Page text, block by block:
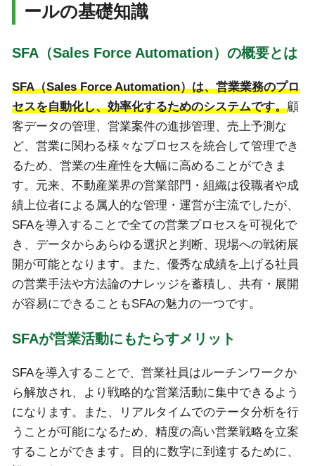
ールの基礎知識
SFA（Sales Force Automation）の概要とは
SFA（Sales Force Automation）は、営業業務のプロ
セスを自動化し、効率化するためのシステムです。顧
客データの管理、営業案件の進捗管理、売上予測な
ど、営業に関わる様々なプロセスを統合して管理でき
るため、営業の生産性を大幅に高めることができま
す。元来、不動産業界の営業部門・組織は役職者や成
績上位者による属人的な管理・運営が主流でしたが、
SFAを導入することで全ての営業プロセスを可視化で
き、データからあらゆる選択と判断、現場への戦術展
開が可能となります。また、優秀な成績を上げる社員
の営業手法や方法論のナレッジを蓄積し、共有・展開
が容易にできることもSFAの魅力の一つです。
SFAが営業活動にもたらすメリット
SFAを導入することで、営業社員はルーチンワークか
ら解放され、より戦略的な営業活動に集中できるよう
になります。また、リアルタイムでのテータ分析を行
うことが可能になるため、精度の高い営業戦略を立案
することができます。目的に数字に到達するために、